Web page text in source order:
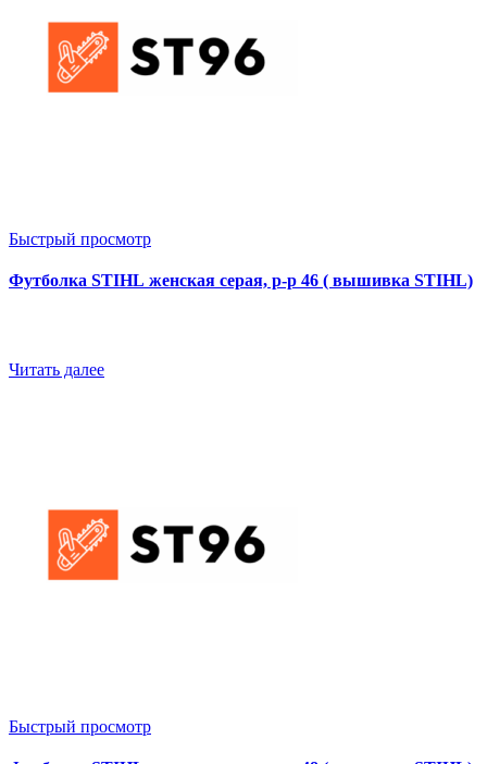
Быстрый просмотр
Футболка STIHL женская серая, р-р 46 ( вышивка STIHL)
Читать далее
Быстрый просмотр